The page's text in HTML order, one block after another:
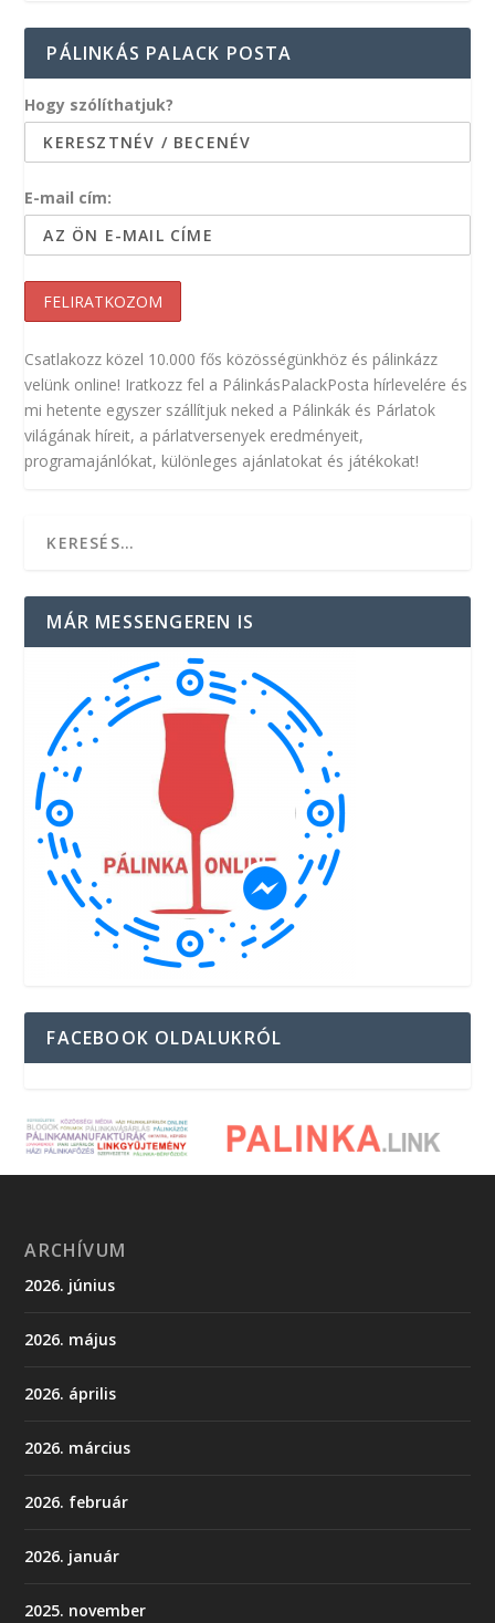
PÁLINKÁS PALACK POSTA
Hogy szólíthatjuk?
E-mail cím:
Csatlakozz közel 10.000 fős közösségünkhöz és pálinkázz
velünk online! Iratkozz fel a PálinkásPalackPosta hírlevelére és
mi hetente egyszer szállítjuk neked a Pálinkák és Párlatok
világának híreit, a párlatversenyek eredményeit,
programajánlókat, különleges ajánlatokat és játékokat!
MÁR MESSENGEREN IS
FACEBOOK OLDALUKRÓL
ARCHÍVUM
2026. június
2026. május
2026. április
2026. március
2026. február
2026. január
2025. november